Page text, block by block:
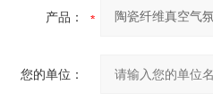
产品：
您的单位：